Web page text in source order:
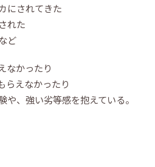
にされてきた
れた
ど
なかったり
らえなかったり
や、強い劣等感を抱えている。